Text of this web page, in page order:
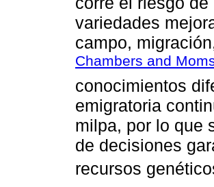
variedades
campo,
Chambers and
conocimientos
emigratoria
milpa, por lo que
de decisiones
recursos